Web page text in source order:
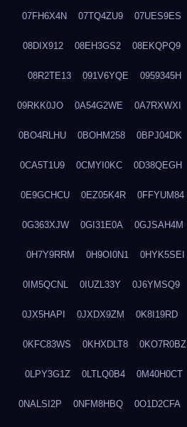
07FH6X4N 07TQ4ZU9 07UES9ES
08DIX912 08EH3GS2 08EKQPQ9
08R2TE13 091V6YQE 0959345H
09RKK0JO 0A54G2WE 0A7RXWXI
0BO4RLHU 0BOHM258 0BPJ04DK
0CA5T1U9 0CMYI0KC 0D38QEGH
0E9GCHCU 0EZ05K4R 0FFYUM84
0G363XJW 0GI31E0A 0GJSAH4M
0H7Y9RRM 0H9OI0N1 0HYK5SEI
0IM5QCNL 0IUZL33Y 0J6YMSQ9
0JX5HAPI 0JXDX9ZM 0K8I19RD
0KFC83WS 0KHXDLT8 0KO7R0BZ
0LPY3G1Z 0LTLQ0B4 0M40H0CT
0NALSI2P 0NFM8HBQ 0O1D2CFA